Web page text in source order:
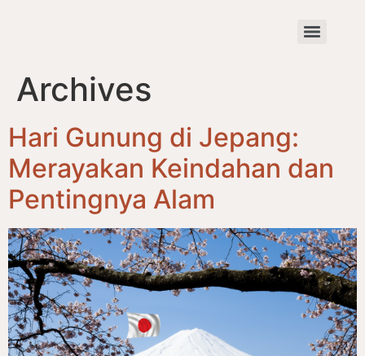
Archives
Hari Gunung di Jepang:
Merayakan Keindahan dan
Pentingnya Alam